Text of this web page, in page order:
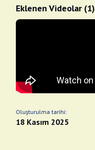
Eklenen Videolar (1)
Oluşturulma tarihi:
18 Kasım 2025